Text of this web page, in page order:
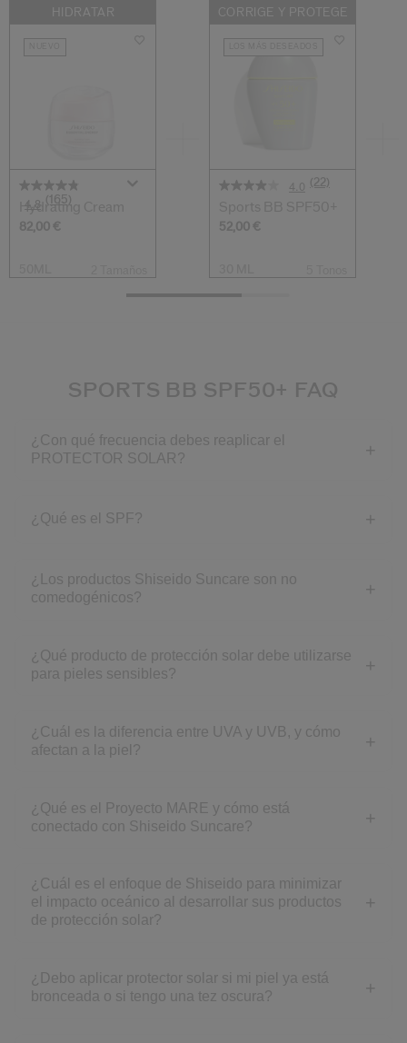
HIDRATAR
4.8 (165)
Hydrating Cream
82,00 €
CORRIGE Y PROTEGE
4.0 (22)
52,00 €
SPORTS BB SPF50+ FAQ
¿Con qué frecuencia debes reaplicar el
PROTECTOR SOLAR?
¿Qué es el SPF?
¿Los productos Shiseido Suncare son no
comedogénicos?
¿Qué producto de protección solar debe utilizarse
para pieles sensibles?
¿Cuál es la diferencia entre UVA y UVB, y cómo
afectan a la piel?
¿Qué es el Proyecto MARE y cómo está
conectado con Shiseido Suncare?
¿Cuál es el enfoque de Shiseido para minimizar
el impacto oceánico al desarrollar sus productos
de protección solar?
¿Debo aplicar protector solar si mi piel ya está
bronceada o si tengo una tez oscura?